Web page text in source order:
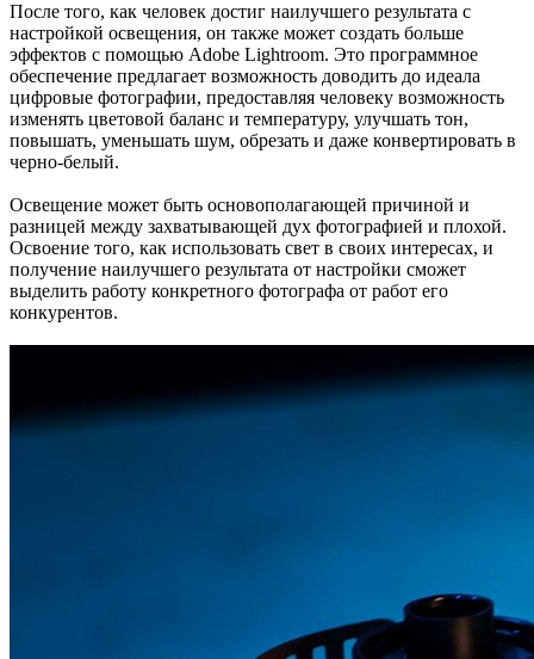
После того, как человек достиг наилучшего результата с
настройкой освещения, он также может создать больше
эффектов с помощью Adobe Lightroom. Это программное
обеспечение предлагает возможность доводить до идеала
цифровые фотографии, предоставляя человеку возможность
изменять цветовой баланс и температуру, улучшать тон,
повышать, уменьшать шум, обрезать и даже конвертировать в
черно-белый.
Освещение может быть основополагающей причиной и
разницей между захватывающей дух фотографией и плохой.
Освоение того, как использовать свет в своих интересах, и
получение наилучшего результата от настройки сможет
выделить работу конкретного фотографа от работ его
конкурентов.